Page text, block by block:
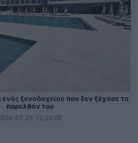
ξενοδοχείου που δεν ξέχασε το
παρελθόν του
07-29 12:25:00